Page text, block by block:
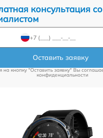
консультация со
Оставить заявку
на кнопку "Оставить заявку" Вы
конфиденциальности